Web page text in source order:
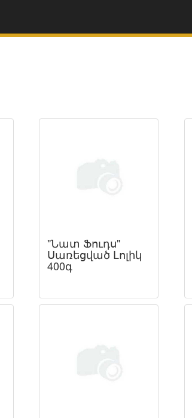
"Նատ Ֆուդս"
Սառեցված Լոլիկ
400գ